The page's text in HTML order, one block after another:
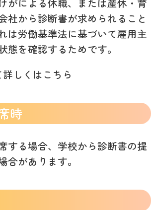
社から診断書が求められること
は労働基準法に基づいて雇用主
態を確認するためです。
しくはこちら
時
する場合、学校から診断書の提
合があります。